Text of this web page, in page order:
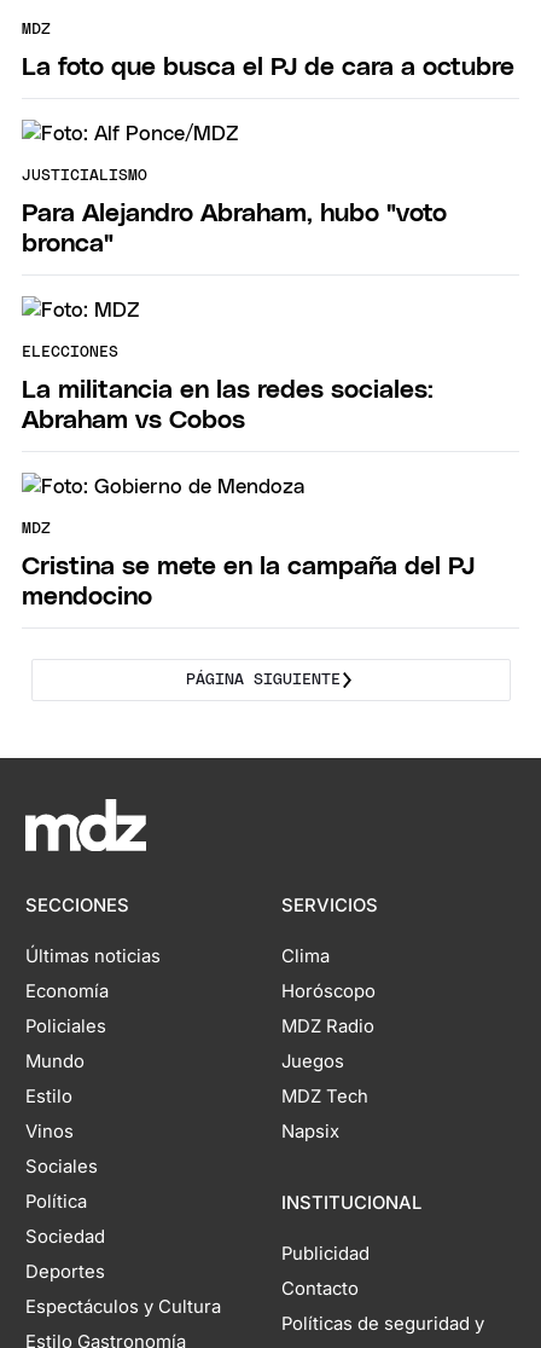
MDZ
La foto que busca el PJ de cara a octubre
JUSTICIALISMO
Para Alejandro Abraham, hubo "voto
bronca"
ELECCIONES
La militancia en las redes sociales:
Abraham vs Cobos
MDZ
Cristina se mete en la campaña del PJ
mendocino
PÁGINA SIGUIENTE
SECCIONES
Últimas noticias
Economía
Policiales
Mundo
Estilo
Vinos
Sociales
Política
Sociedad
Deportes
Espectáculos y Cultura
Estilo Gastronomía
SERVICIOS
Clima
Horóscopo
MDZ Radio
Juegos
MDZ Tech
Napsix
INSTITUCIONAL
Publicidad
Contacto
Políticas de seguridad y